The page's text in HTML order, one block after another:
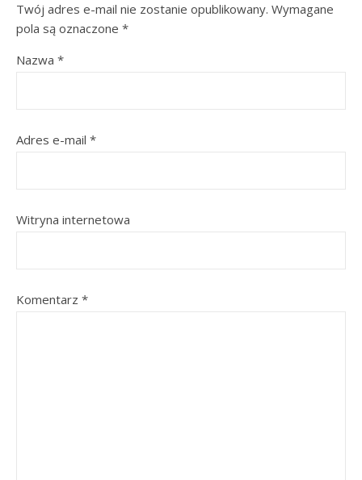
Twój adres e-mail nie zostanie opublikowany. Wymagane
pola są oznaczone *
Nazwa *
Adres e-mail *
Witryna internetowa
Komentarz *